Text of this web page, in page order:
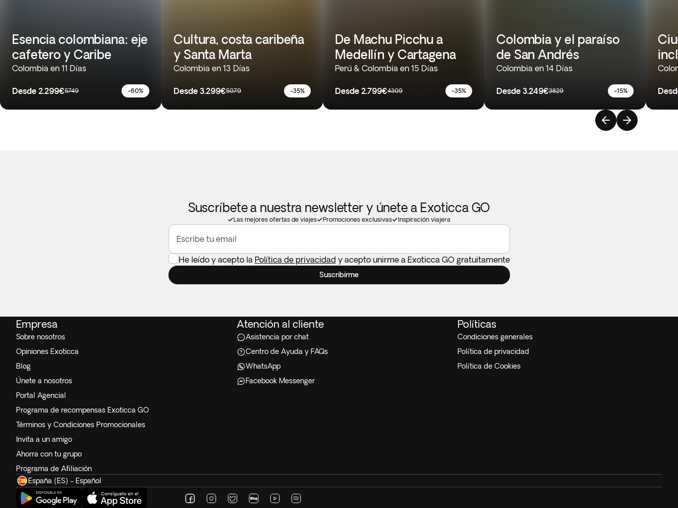
Esencia colombiana: eje
cafetero y Caribe
Colombia en 11 Días
Desde 2.299€5749 -60%
Cultura, costa caribeña
y Santa Marta
Colombia en 13 Días
Desde 3.299€5079 -35%
De Machu Picchu a
Medellín y Cartagena
Perú & Colombia en 15 Días
Desde 2.799€4309 -35%
Colombia y el paraíso
de San Andrés
Colombia en 14 Días
Desde 3.249€3829 -15%
Suscríbete a nuestra newsletter y únete a Exoticca GO
Las mejores ofertas de viajes Promociones exclusivas Inspiración viajera
Escribe tu email
He leído y acepto la Política de privacidad y acepto unirme a Exoticca GO gratuitamente
Suscribirme
Empresa
Sobre nosotros
Opiniones Exoticca
Blog
Únete a nosotros
Portal Agencial
Programa de recompensas Exoticca GO
Términos y Condiciones Promocionales
Invita a un amigo
Ahorra con tu grupo
Programa de Afiliación
Atención al cliente
Asistencia por chat
Centro de Ayuda y FAQs
WhatsApp
Facebook Messenger
Políticas
Condiciones generales
Política de privacidad
Política de Cookies
España (ES) - Español